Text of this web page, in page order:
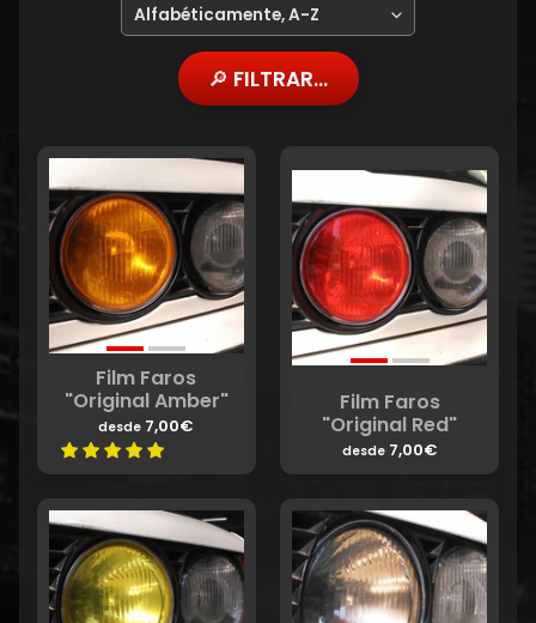
🔎 FILTRAR...
Film Faros
"Original Amber"
desde 7,00€
Film Faros
"Original Red"
desde 7,00€